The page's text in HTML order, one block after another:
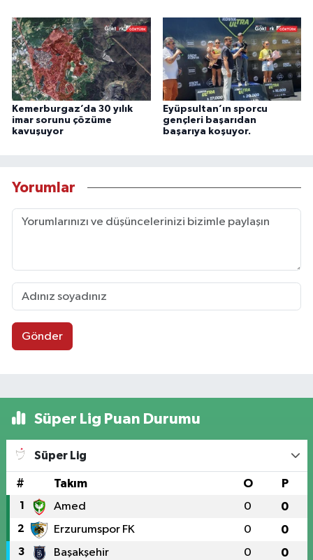
Kemerburgaz’da 30 yılık
imar sorunu çözüme
kavuşuyor
Eyüpsultan’ın sporcu
gençleri başarıdan
başarıya koşuyor.
Yorumlar
Gönder
Süper Lig Puan Durumu
Süper Lig
# Takım O P
1 Amed 0 0
2 Erzurumspor FK 0 0
3 Başakşehir 0 0